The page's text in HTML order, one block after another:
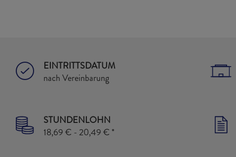
EINTRITTSDATUM
nach Vereinbarung
STUNDENLOHN
18,69 € - 20,49 € *